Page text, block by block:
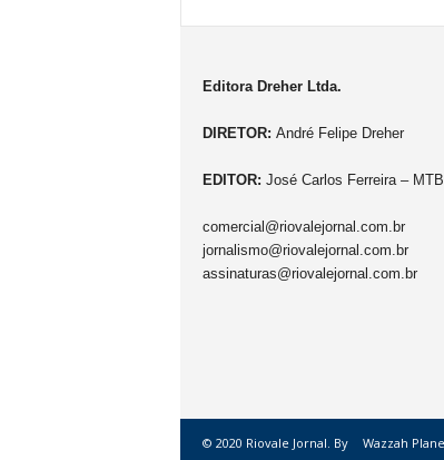
Editora Dreher Ltda.
DIRETOR: André Felipe Dreher
EDITOR: José Carlos Ferreira –
comercial@riovalejornal.com.br
jornalismo@riovalejornal.com.br
assinaturas@riovalejornal.com.br
© 2020 Riovale Jornal. By Wazzah